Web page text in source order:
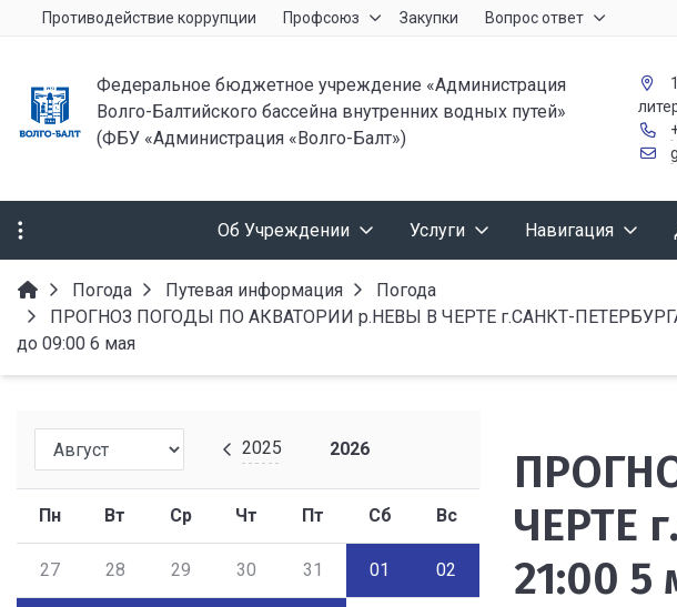
Противодействие коррупции Профсоюз Закупки Вопрос ответ
Федеральное бюджетное учреждение «Администрация
Волго-Балтийского бассейна внутренних водных путей»
(ФБУ «Администрация «Волго-Балт»)
Об Учреждении Услуги Навигация
Погода Путевая информация
Погода
ПРОГНОЗ ПОГОДЫ ПО АКВАТОРИИ р.НЕВЫ В ЧЕРТЕ г.САНКТ-ПЕТЕРБУРГА
до 09:00 6 мая
2025 2026
Пн Вт Ср Чт Пт Сб Вс
27 28 29 30 31 01 02
ЧЕРТЕ
21:00 5